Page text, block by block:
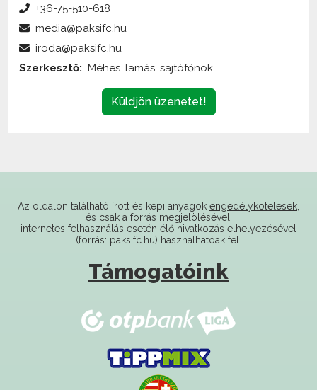
Küldjön üzenetet!
internetes felhasználás esetén élő hivatkozás elhelyezésével
(forrás: paksifc.hu) használhatóak fel.
Támogatóink